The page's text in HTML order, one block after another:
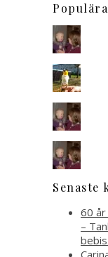
Senaste
60 år
–
bebis.